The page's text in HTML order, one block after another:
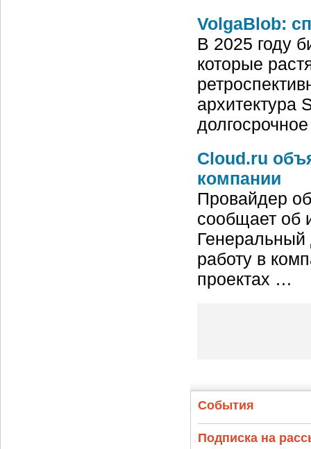
VolgaBlob:
В 2025 году
которые
архитектура
Cloud.ru
компании
Провайдер
сообщает об
Генеральный
работу в
проектах …
События
Подписка на